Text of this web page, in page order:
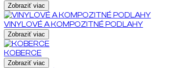
Zobraziť viac
VINYLOVÉ A KOMPOZITNÉ PODLAHY
Zobraziť viac
KOBERCE
Zobraziť viac